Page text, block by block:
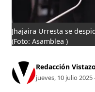
Jhajaira Urresta se
(Foto: Asamblea )
Redacción Vistazo
jueves, 10 julio 2025